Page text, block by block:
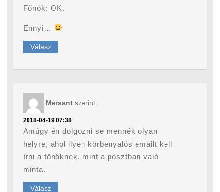
Főnök: OK.
Ennyi…
Válasz
Mersant szerint:
2018-04-19 07:38
Amúgy én dolgozni se mennék olyan
helyre, ahol ilyen körbenyalós emailt kell
írni a főnöknek, mint a posztban való
minta.
Válasz